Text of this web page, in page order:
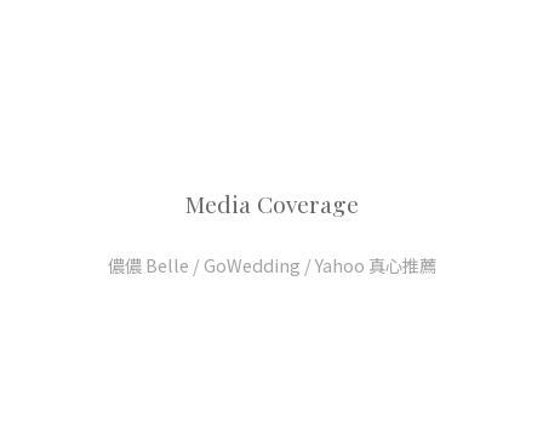
Media Coverage
儂儂 Belle / GoWedding / Yahoo 真心推薦